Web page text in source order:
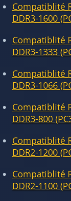
Compatiblité
DDR3-1600
Compatiblité
DDR3-1333
Compatiblité
DDR3-1066
Compatiblité
DDR3-800
Compatiblité
DDR2-1200
Compatiblité
DDR2-1100